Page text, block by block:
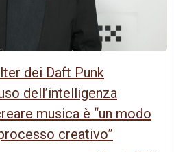
dei Daft Punk
dell’intelligenza
musica è “un modo
creativo”